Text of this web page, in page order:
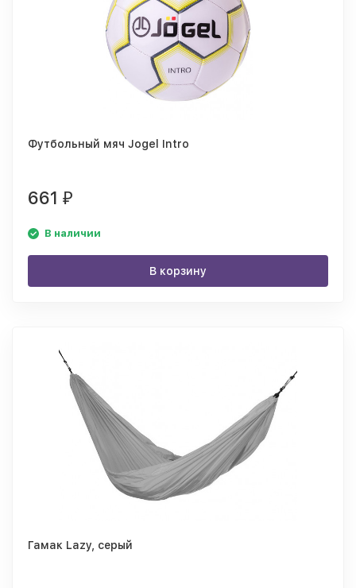
Футбольный мяч Jogel Intro
661 ₽
В наличии
В корзину
Гамак Lazy, серый